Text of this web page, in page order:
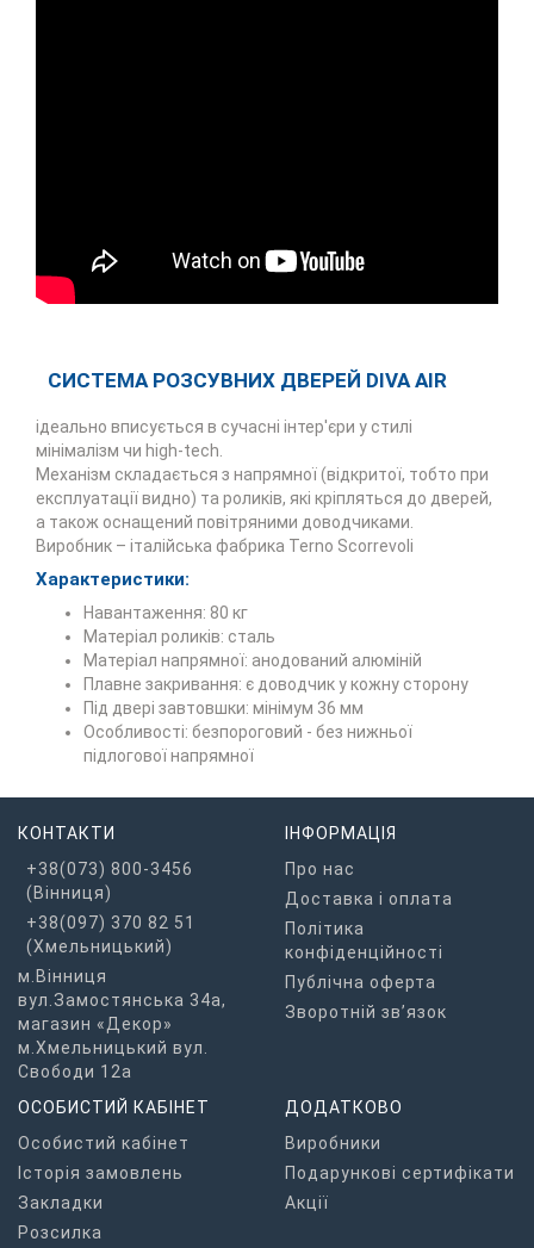
СИСТЕМА РОЗСУВНИХ ДВЕРЕЙ DIVA AIR
ідеально вписується в сучасні інтер'єри у стилі
мінімалізм чи high-tech.
Механізм складається з напрямної (відкритої, тобто при
експлуатації видно) та роликів, які кріпляться до дверей,
а також оснащений повітряними доводчиками.
Виробник – італійська фабрика Terno Scorrevoli
Характеристики:
Навантаження: 80 кг
Матеріал роликів: сталь
Матеріал напрямної: анодований алюміній
Плавне закривання: є доводчик у кожну сторону
Під двері завтовшки: мінімум 36 мм
Особливості: безпороговий - без нижньої
підлогової напрямної
КОНТАКТИ
+38(073) 800-3456
(Вінниця)
+38(097) 370 82 51
(Хмельницький)
м.Вінниця
вул.Замостянська 34а,
магазин «Декор»
м.Хмельницький вул.
Свободи 12а
ІНФОРМАЦІЯ
Про нас
Доставка і оплата
Політика
конфіденційності
Публічна оферта
Зворотній зв’язок
ОСОБИСТИЙ КАБІНЕТ
Особистий кабінет
Історія замовлень
Закладки
Розсилка
ДОДАТКОВО
Виробники
Подарункові сертифікати
Акції